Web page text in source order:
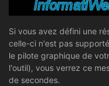
Si vous avez défini une
celle-ci n'est pas
le pilote graphique de
l'outil), vous verrez ce
de secondes.